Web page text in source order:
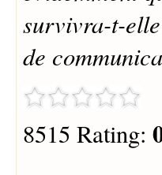
survivra-t-elle
de
8515 Rating: